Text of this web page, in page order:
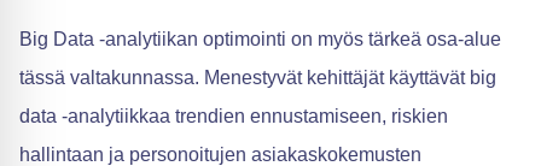
Big Data -analytiikan optimointi on myös tärkeä osa-alue
tässä valtakunnassa. Menestyvät kehittäjät käyttävät big
data -analytiikkaa trendien ennustamiseen, riskien
hallintaan ja personoitujen asiakaskokemusten